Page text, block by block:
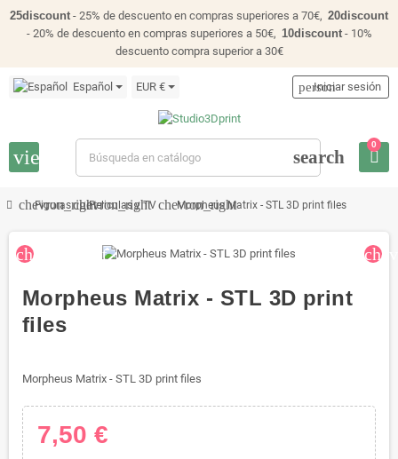
25discount - 25% de descuento en compras superiores a 70€, 20discount
- 20% de descuento en compras superiores a 50€, 10discount- 10%
descuento compra superior a 30€
Español EUR €
view_headline search
person
Iniciar sesión
0
chevron_right
Figuraschevron_right
Peliculas y TVchevron_right
Morpheus Matrix - STL 3D print files
chevron_left
Morpheus Matrix - STL 3D print
files
Morpheus Matrix - STL 3D print files
7,50 €